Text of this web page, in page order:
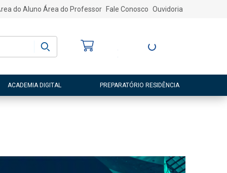
do Aluno Área do Professor Fale Conosco Ouvidoria
Entre ou Cadastre-
ACADEMIA DIGITAL PREPARATÓRIO RESIDÊNCIA